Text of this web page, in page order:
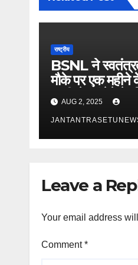
राष्ट्रीय
BSNL ने
मौके पर एक महीने
4जी सेवाएं देने के
प्लान’ पेश किया
AUG 2, 2025
Leave a
Your email address
Comment*